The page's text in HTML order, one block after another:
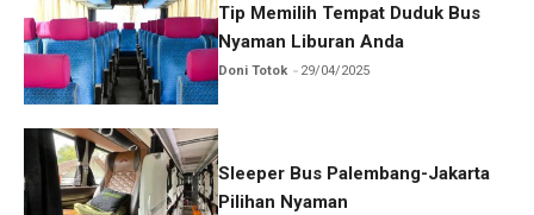
Tip Memilih Tempat Duduk Bus
Nyaman Liburan Anda
Doni Totok 29/04/2025
Sleeper Bus Palembang-Jakarta
Pilihan Nyaman